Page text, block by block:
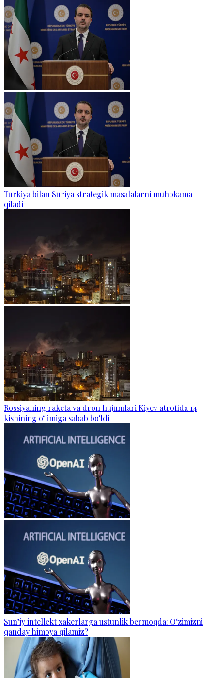
Turkiya bilan Suriya strategik masalalarni muhokama
qiladi
Rossiyaning raketa va dron hujumlari Kiyev atrofida 14
kishining o‘limiga sabab bo‘ldi
Sun’iy intellekt xakerlarga ustunlik bermoqda: O‘zimizni
qanday himoya qilamiz?